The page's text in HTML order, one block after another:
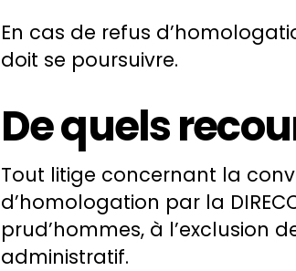
En cas de refus
doit se poursuivre.
De quels
Tout litige concernant la
d’homologation par la
prud’hommes, à l’exclusion
administratif.